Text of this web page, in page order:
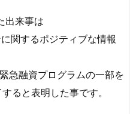
出来事は
関するポジティブな情報
急融資プログラムの一部を
ると表明した事です。